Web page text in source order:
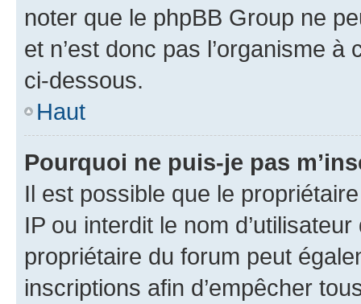
noter que le phpBB Group ne
et n’est donc pas l’organisme
ci-dessous.
Haut
Pourquoi ne puis-je pas
Il est possible que le
IP ou interdit le nom
propriétaire du forum peut
inscriptions afin d’empêcher